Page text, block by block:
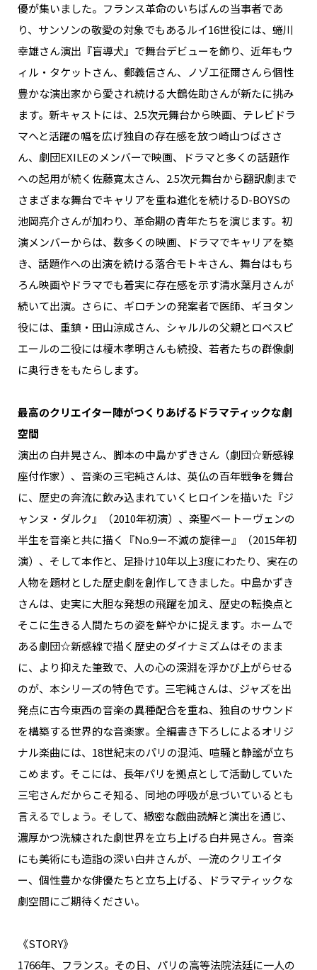
優が集いました。フランス革命のいちばんの当事者であ
り、サンソンの敬愛の対象でもあるルイ16世役には、蜷川
幸雄さん演出『盲導犬』で舞台デビューを飾り、近年もウ
ィル・タケットさん、鄭義信さん、ノゾエ征爾さんら個性
豊かな演出家から愛され続ける大鶴佐助さんが新たに挑み
ます。新キャストには、2.5次元舞台から映画、テレビドラ
マへと活躍の幅を広げ独自の存在感を放つ崎山つばささ
ん、劇団EXILEのメンバーで映画、ドラマと多くの話題作
への起用が続く佐藤寛太さん、2.5次元舞台から翻訳劇まで
さまざまな舞台でキャリアを重ね進化を続けるD-BOYSの
池岡亮介さんが加わり、革命期の青年たちを演じます。初
演メンバーからは、数多くの映画、ドラマでキャリアを築
き、話題作への出演を続ける落合モトキさん、舞台はもち
ろん映画やドラマでも着実に存在感を示す清水葉月さんが
続いて出演。さらに、ギロチンの発案者で医師、ギヨタン
役には、重鎮・田山涼成さん、シャルルの父親とロベスピ
エールの二役には榎木孝明さんも続投、若者たちの群像劇
に奥行きをもたらします。
最高のクリエイター陣がつくりあげるドラマティックな劇
空間
演出の白井晃さん、脚本の中島かずきさん（劇団☆新感線
座付作家）、音楽の三宅純さんは、英仏の百年戦争を舞台
に、歴史の奔流に飲み込まれていくヒロインを描いた『ジ
ャンヌ・ダルク』（2010年初演）、楽聖ベートーヴェンの
半生を音楽と共に描く『No.9ー不滅の旋律ー』（2015年初
演）、そして本作と、足掛け10年以上3度にわたり、実在の
人物を題材とした歴史劇を創作してきました。中島かずき
さんは、史実に大胆な発想の飛躍を加え、歴史の転換点と
そこに生きる人間たちの姿を鮮やかに捉えます。ホームで
ある劇団☆新感線で描く歴史のダイナミズムはそのまま
に、より抑えた筆致で、人の心の深淵を浮かび上がらせる
のが、本シリーズの特色です。三宅純さんは、ジャズを出
発点に古今東西の音楽の異種配合を重ね、独自のサウンド
を構築する世界的な音楽家。全編書き下ろしによるオリジ
ナル楽曲には、18世紀末のパリの混沌、喧騒と静謐が立ち
こめます。そこには、長年パリを拠点として活動していた
三宅さんだからこそ知る、同地の呼吸が息づいているとも
言えるでしょう。そして、緻密な戯曲読解と演出を通じ、
濃厚かつ洗練された劇世界を立ち上げる白井晃さん。音楽
にも美術にも造詣の深い白井さんが、一流のクリエイタ
ー、個性豊かな俳優たちと立ち上げる、ドラマティックな
劇空間にご期待ください。
《STORY》
1766年、フランス。その日、パリの高等法院法廷に一人の